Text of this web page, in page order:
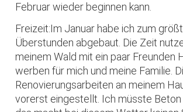
Februar wieder beginnen kann.
Freizeit:Im Januar habe ich zum
Überstunden abgebaut. Die Zeit
meinem Wald mit ein paar Freunden
werben für mich und meine Familie.
Renovierungsarbeiten an meinem
vorerst eingestellt. Ich müsste Beton